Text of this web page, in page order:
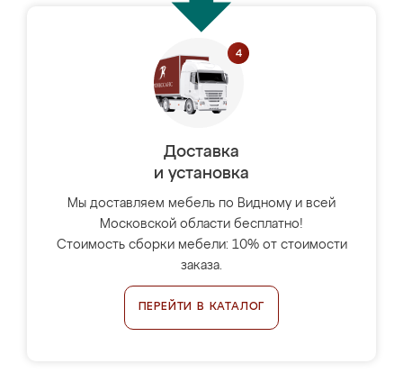
Доставка
и установка
Мы доставляем мебель по Видному и всей
Московской области бесплатно!
Стоимость сборки мебели: 10% от стоимости
заказа.
ПЕРЕЙТИ В КАТАЛОГ